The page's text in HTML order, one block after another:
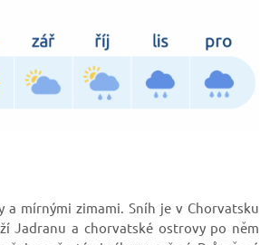
a mírnými zimami. Sníh je v Chorvatsku
Jadranu a chorvatské ostrovy po něm